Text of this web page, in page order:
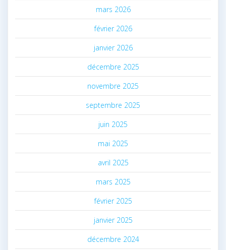
mars 2026
février 2026
janvier 2026
décembre 2025
novembre 2025
septembre 2025
juin 2025
mai 2025
avril 2025
mars 2025
février 2025
janvier 2025
décembre 2024